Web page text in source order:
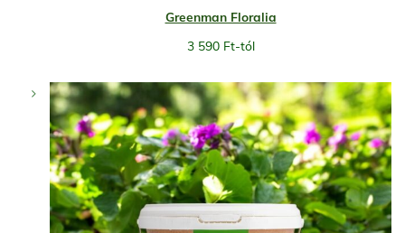
Greenman Floralia
3 590 Ft-tól